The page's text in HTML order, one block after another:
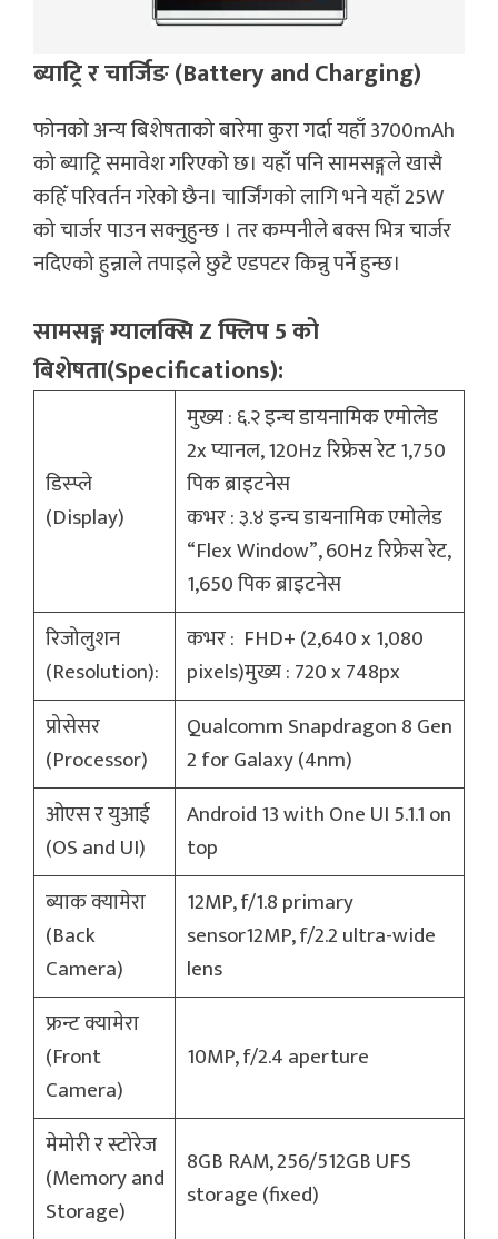
ब्याट्रि र चार्जिङ (Battery and Charging)
फोनको अन्य बिशेषताको बारेमा कुरा गर्दा यहाँ 3700mAh
को ब्याट्रि समावेश गरिएको छ। यहाँ पनि सामसङ्गले खासै
कहिँ परिवर्तन गरेको छैन। चार्जिंगको लागि भने यहाँ 25W
को चार्जर पाउन सक्नुहुन्छ । तर कम्पनीले बक्स भित्र चार्जर
नदिएको हुन्नाले तपाइले छुटै एडपटर किन्नु पर्ने हुन्छ।
सामसङ्ग ग्यालक्सि Z फ्लिप 5 को
बिशेषता(Specifications):
डिस्प्ले
(Display)
मुख्य : ६.२ इन्च डायनामिक एमोलेड
2x प्यानल, 120Hz रिफ्रेस रेट 1,750
पिक ब्राइटनेस
कभर : ३.४ इन्च डायनामिक एमोलेड
“Flex Window”, 60Hz रिफ्रेस रेट,
1,650 पिक ब्राइटनेस
रिजोलुशन
(Resolution):
कभर : FHD+ (2,640 x 1,080
pixels)मुख्य : 720 x 748px
प्रोसेसर
(Processor)
Qualcomm Snapdragon 8 Gen
2 for Galaxy (4nm)
ओएस र युआई
(OS and UI)
Android 13 with One UI 5.1.1 on
top
ब्याक क्यामेरा
(Back
Camera)
12MP, f/1.8 primary
sensor12MP, f/2.2 ultra-wide
lens
फ्रन्ट क्यामेरा
(Front
Camera)
10MP, f/2.4 aperture
मेमोरी र स्टोरेज
(Memory and
Storage)
8GB RAM, 256/512GB UFS
storage (fixed)